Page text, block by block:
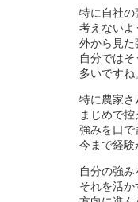
特に自社の
考えないよ
外から見た
自分では
多いですね
特に農家さ
まじめで
強みを口で
今まで経験
自分の強
それを活か